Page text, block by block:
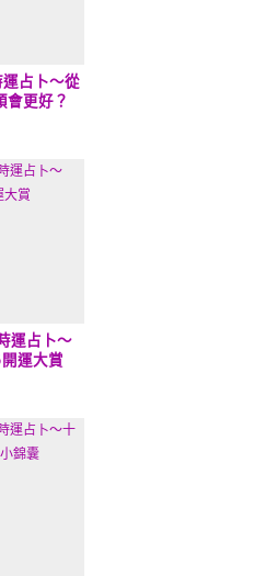
運占卜～從
會更好？
運占卜～
運大賞